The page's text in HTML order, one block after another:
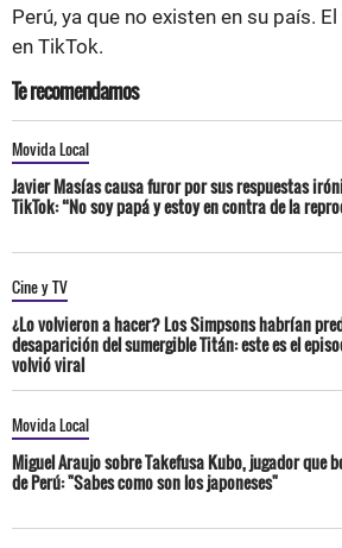
Perú, ya que no existen en su país.
en TikTok.
Te recomendamos
Movida Local
Javier Masías causa furor por sus respuestas
TikTok: “No soy papá y estoy en contra de la
Cine y TV
¿Lo volvieron a hacer? Los Simpsons habrían
desaparición del sumergible Titán: este es el
volvió viral
Movida Local
Miguel Araujo sobre Takefusa Kubo, jugador que
de Perú: "Sabes como son los japoneses"